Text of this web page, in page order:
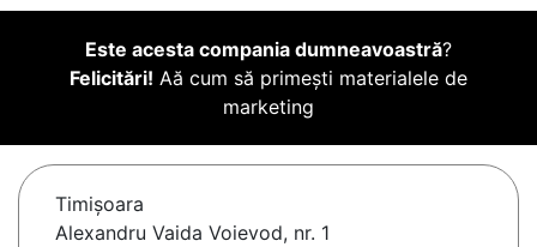
Este acesta compania dumneavoastră?
Felicitări! Aă cum să primești materialele de
marketing
Timişoara
Alexandru Vaida Voievod, nr. 1